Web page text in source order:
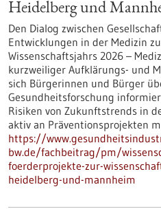
Heidelberg und
Den Dialog zwischen
Entwicklungen in der Medizin
Wissenschaftsjahrs 2026 –
kurzweiliger Aufklärungs- und
sich Bürgerinnen und Bürger
Gesundheitsforschung
Risiken von Zukunftstrends in
aktiv an Präventionsprojekten
https://
bw.de/fachbeitrag/pm/
foerderprojekte-zur-
heidelberg-und-mannheim